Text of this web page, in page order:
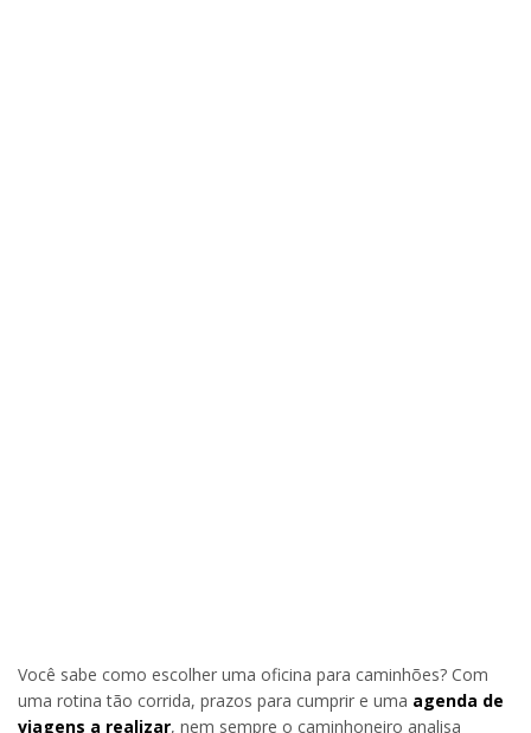
Você sabe como escolher uma oficina para caminhões? Com
uma rotina tão corrida, prazos para cumprir e uma agenda de
viagens a realizar, nem sempre o caminhoneiro analisa